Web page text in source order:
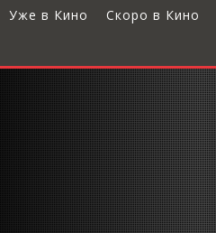
Уже в Кино Скоро в Кино